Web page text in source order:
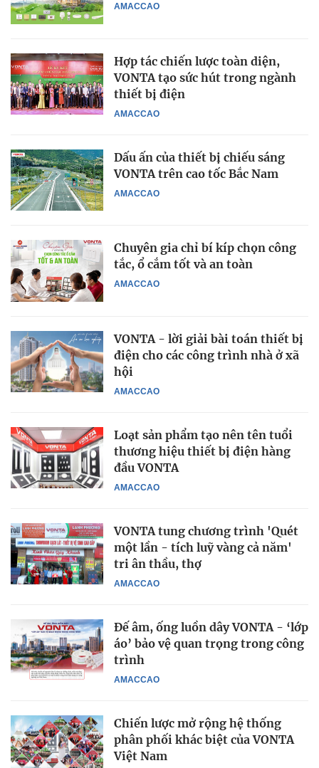
AMACCAO
AMACCAO
Hợp tác chiến lược toàn diện,
VONTA tạo sức hút trong ngành
thiết bị điện
AMACCAO
Dấu ấn của thiết bị chiếu sáng
VONTA trên cao tốc Bắc Nam
AMACCAO
Chuyên gia chỉ bí kíp chọn công
tắc, ổ cắm tốt và an toàn
AMACCAO
VONTA - lời giải bài toán thiết bị
điện cho các công trình nhà ở xã
hội
AMACCAO
Loạt sản phẩm tạo nên tên tuổi
thương hiệu thiết bị điện hàng
đầu VONTA
AMACCAO
VONTA tung chương trình 'Quét
một lần - tích luỹ vàng cả năm'
tri ân thầu, thợ
AMACCAO
Đế âm, ống luồn dây VONTA - ‘lớp
áo’ bảo vệ quan trọng trong công
trình
Chiến lược mở rộng hệ thống
phân phối khác biệt của VONTA
Việt Nam